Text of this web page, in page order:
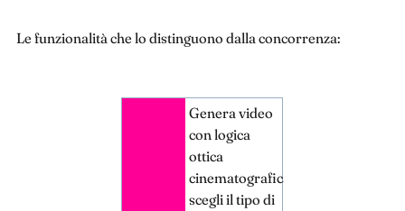
Le funzionalità che lo distinguono dalla concorrenza:
Genera video
con logica
ottica
cinematografica:
scegli il tipo di